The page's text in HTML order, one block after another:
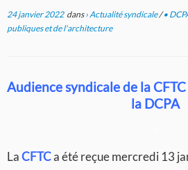
24 janvier 2022dans› Actualité syndicale/•
publiques et de l'architecture
Audience syndicale de la
la DCPA
LaCFTCa été reçue mercredi 13